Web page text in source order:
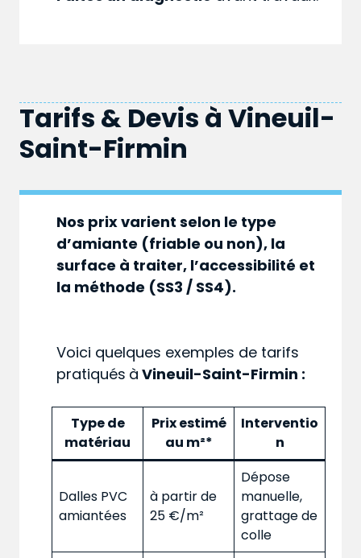
Tarifs & Devis à Vineuil-
Saint-Firmin
Nos prix varient selon le type
d’amiante (friable ou non), la
surface à traiter, l’accessibilité et
la méthode (SS3 / SS4).
Voici quelques exemples de tarifs
pratiqués à Vineuil-Saint-Firmin :
Type de
matériau
Prix estimé
au m²*
Interventio
n
Dalles PVC
amiantées
à partir de
25 €/m²
Dépose
manuelle,
grattage de
colle